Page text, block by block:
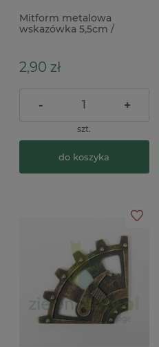
Mitform metalowa
wskazówka 5,5cm /
2,90 zł
- +
szt.
do koszyka